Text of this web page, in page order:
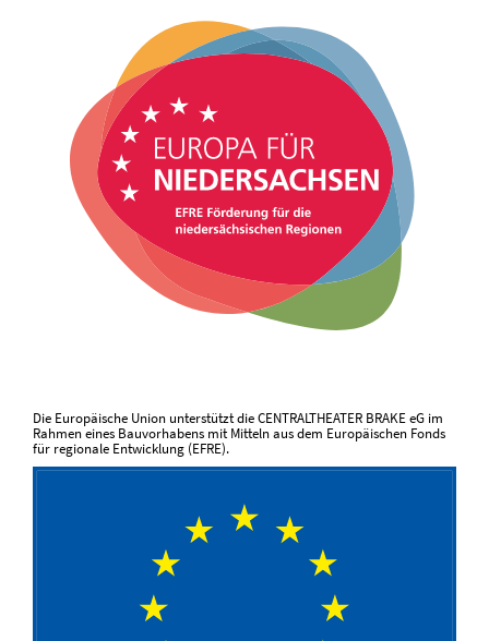
Die Europäische Union unterstützt die CENTRALTHEATER BRAKE eG im
Rahmen eines Bauvorhabens mit Mitteln aus dem Europäischen Fonds
für regionale Entwicklung (EFRE).